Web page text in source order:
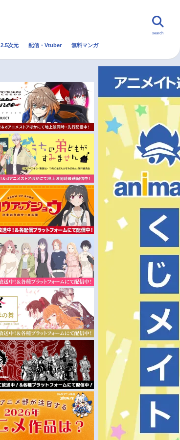
トレンド 無料マンガ
秋アニメ
冬アニメ
search
2.5次元 配信・Vtuber 無料マンガ